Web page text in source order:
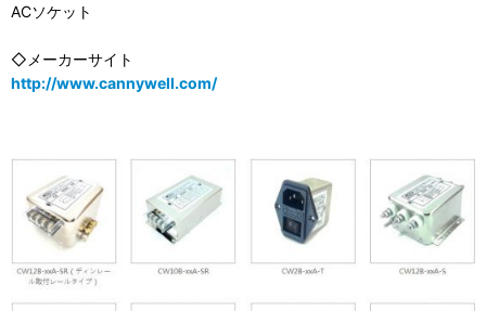
ACソケット
◇メーカーサイト
http://www.cannywell.com/